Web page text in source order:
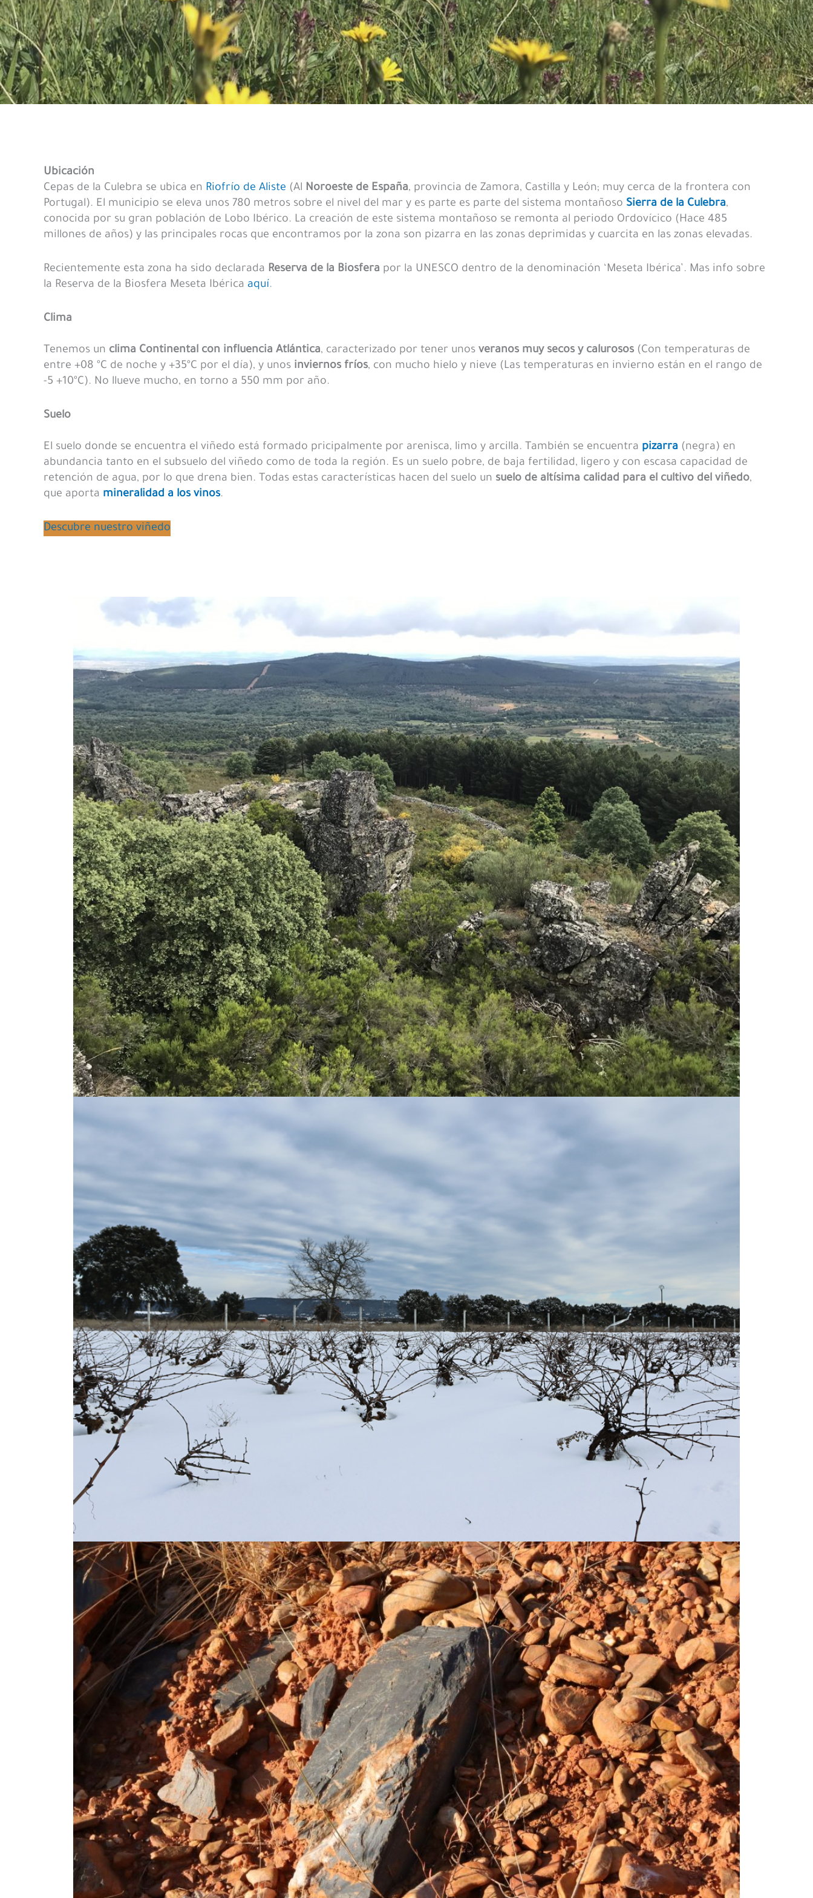
Ubicación
Cepas de la Culebra se ubica en Riofrío de Aliste (Al Noroeste de España, provincia de Zamora, Castilla y León; muy cerca de la frontera con
Portugal). El municipio se eleva unos 780 metros sobre el nivel del mar y es parte es parte del sistema montañoso Sierra de la Culebra,
conocida por su gran población de Lobo Ibérico. La creación de este sistema montañoso se remonta al periodo Ordovícico (Hace 485
millones de años) y las principales rocas que encontramos por la zona son pizarra en las zonas deprimidas y cuarcita en las zonas elevadas.
Recientemente esta zona ha sido declarada Reserva de la Biosfera por la UNESCO dentro de la denominación ‘Meseta Ibérica’. Mas info sobre
la Reserva de la Biosfera Meseta Ibérica aquí.
Clima
Tenemos un clima Continental con influencia Atlántica, caracterizado por tener unos veranos muy secos y calurosos (Con temperaturas de
entre +08 ºC de noche y +35ºC por el día), y unos inviernos fríos, con mucho hielo y nieve (Las temperaturas en invierno están en el rango de
-5 +10ºC). No llueve mucho, en torno a 550 mm por año.
Suelo
El suelo donde se encuentra el viñedo está formado pricipalmente por arenisca, limo y arcilla. También se encuentra pizarra (negra) en
abundancia tanto en el subsuelo del viñedo como de toda la región. Es un suelo pobre, de baja fertilidad, ligero y con escasa capacidad de
retención de agua, por lo que drena bien. Todas estas características hacen del suelo un suelo de altísima calidad para el cultivo del viñedo,
que aporta mineralidad a los vinos.
Descubre nuestro viñedo